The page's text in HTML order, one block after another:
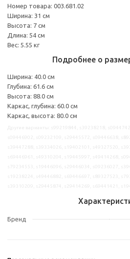
Номер товара: 003.681.02
Ширина: 31 см
Высота: 7 см
Длина: 54 см
Вес: 5.55 кг
Подробнее о
Ширина: 40.0 см
Глубина: 61.6 см
Высота: 88.0 см
Каркас, глубина: 60.0 см
Каркас, высота: 80.0 см
Бренд